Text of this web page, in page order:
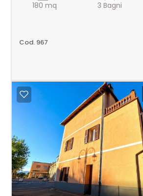
180 mq 3 Bagni
Cod. 967
multiscelta
Commerciali
Prezzo